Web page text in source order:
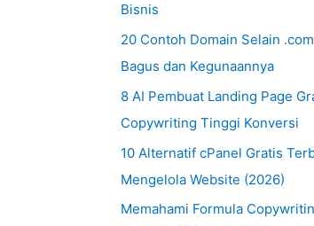
Bisnis
20 Contoh Domain Selain
Bagus dan Kegunaannya
8 AI Pembuat Landing Page
Copywriting Tinggi Konversi
10 Alternatif cPanel Gratis
Mengelola Website (2026)
Memahami Formula